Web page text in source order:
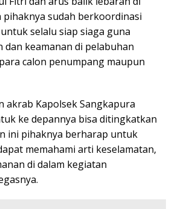
pihaknya sudah berkoordinasi
selalu siap siaga guna
keamanan di pelabuhan
calon penumpang maupun
akrab Kapolsek Sangkapura
ke depannya bisa ditingkatkan
ini pihaknya berharap untuk
memahami arti keselamatan,
di dalam kegiatan